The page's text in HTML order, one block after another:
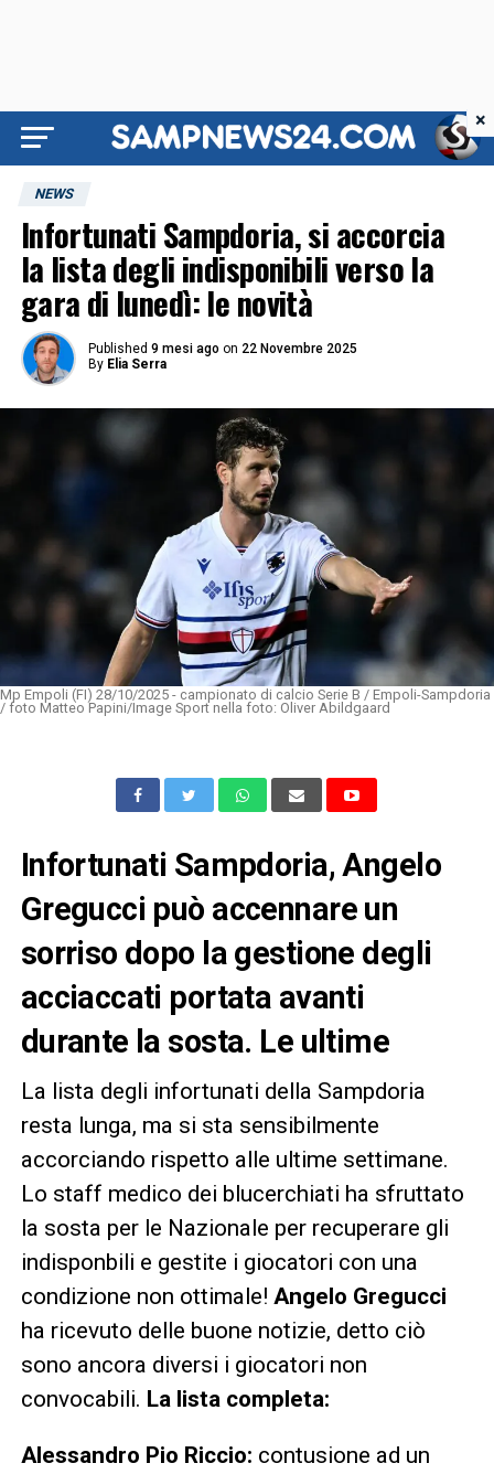
NEWS
Infortunati Sampdoria, si accorcia
la lista degli indisponibili verso la
gara di lunedì: le novità
Published 9 mesi ago on 22 Novembre 2025
By Elia Serra
Mp Empoli (FI) 28/10/2025 - campionato di calcio Serie B / Empoli-Sampdoria
/ foto Matteo Papini/Image Sport nella foto: Oliver Abildgaard
Infortunati Sampdoria, Angelo
Gregucci può accennare un
sorriso dopo la gestione degli
acciaccati portata avanti
durante la sosta. Le ultime
La lista degli infortunati della Sampdoria
resta lunga, ma si sta sensibilmente
accorciando rispetto alle ultime settimane.
Lo staff medico dei blucerchiati ha sfruttato
la sosta per le Nazionale per recuperare gli
indisponbili e gestite i giocatori con una
condizione non ottimale! Angelo Gregucci
ha ricevuto delle buone notizie, detto ciò
sono ancora diversi i giocatori non
convocabili. La lista completa:
Alessandro Pio Riccio: contusione ad un
×